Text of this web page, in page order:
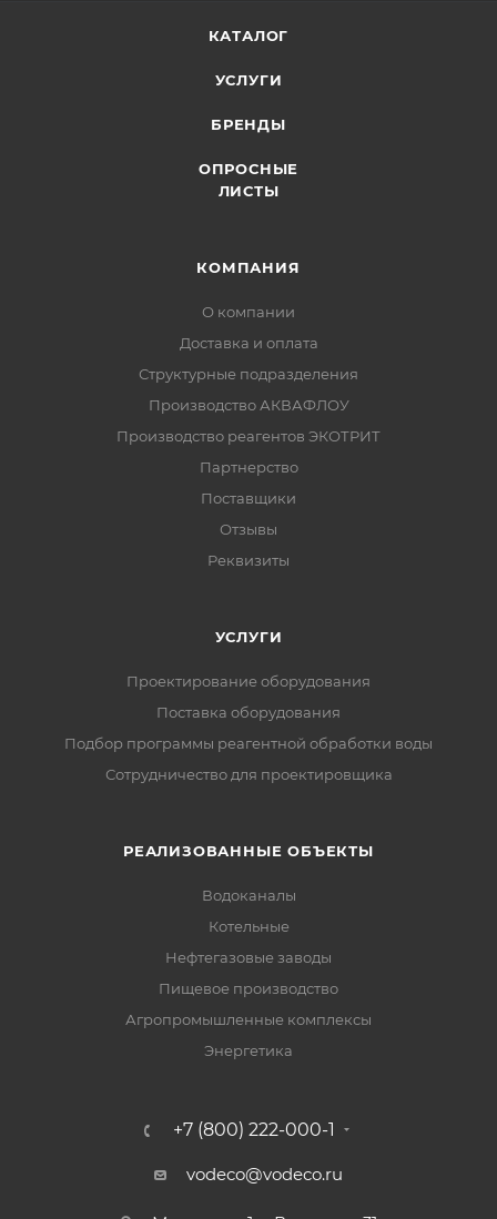
КАТАЛОГ
УСЛУГИ
БРЕНДЫ
ОПРОСНЫЕ
ЛИСТЫ
КОМПАНИЯ
О компании
Доставка и оплата
Структурные подразделения
Производство АКВАФЛОУ
Производство реагентов ЭКОТРИТ
Партнерство
Поставщики
Отзывы
Реквизиты
УСЛУГИ
Проектирование оборудования
Поставка оборудования
Подбор программы реагентной обработки воды
Сотрудничество для проектировщика
РЕАЛИЗОВАННЫЕ ОБЪЕКТЫ
Водоканалы
Котельные
Нефтегазовые заводы
Пищевое производство
Агропромышленные комплексы
Энергетика
+7 (800) 222-000-1
vodeco@vodeco.ru